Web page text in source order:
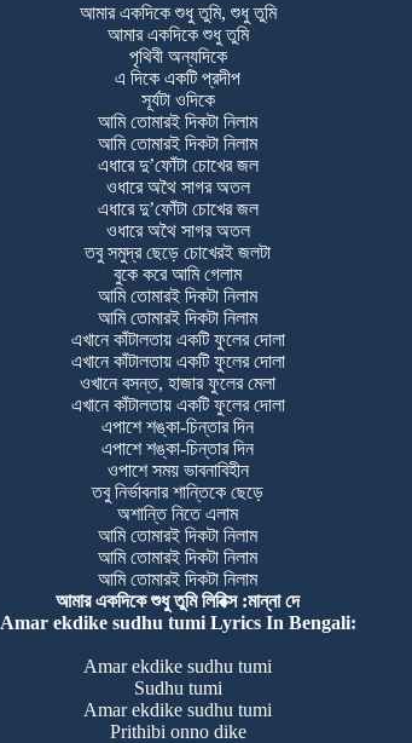
আমার একদিকে শুধু তুমি, শুধু তুমি
আমার একদিকে শুধু তুমি
পৃথিবী অন্যদিকে
এ দিকে একটি প্রদীপ
সূর্যটা ওদিকে
আমি তোমারই দিকটা নিলাম
আমি তোমারই দিকটা নিলাম
এধারে দু’ফোঁটা চোখের জল
ওধারে অথৈ সাগর অতল
এধারে দু’ফোঁটা চোখের জল
ওধারে অথৈ সাগর অতল
তবু সমুদ্র ছেড়ে চোখেরই জলটা
বুকে করে আমি গেলাম
আমি তোমারই দিকটা নিলাম
আমি তোমারই দিকটা নিলাম
এখানে কাঁটালতায় একটি ফুলের দোলা
এখানে কাঁটালতায় একটি ফুলের দোলা
ওখানে বসন্ত, হাজার ফুলের মেলা
এখানে কাঁটালতায় একটি ফুলের দোলা
এপাশে শঙ্কা-চিন্তার দিন
এপাশে শঙ্কা-চিন্তার দিন
ওপাশে সময় ভাবনাবিহীন
তবু নির্ভাবনার শান্তিকে ছেড়ে
অশান্তি নিতে এলাম
আমি তোমারই দিকটা নিলাম
আমি তোমারই দিকটা নিলাম
আমি তোমারই দিকটা নিলাম
আমার একদিকে শুধু তুমি লিরিক্স :মান্না দে
Amar ekdike sudhu tumi Lyrics In Bengali:
Amar ekdike sudhu tumi
Sudhu tumi
Amar ekdike sudhu tumi
Prithibi onno dike